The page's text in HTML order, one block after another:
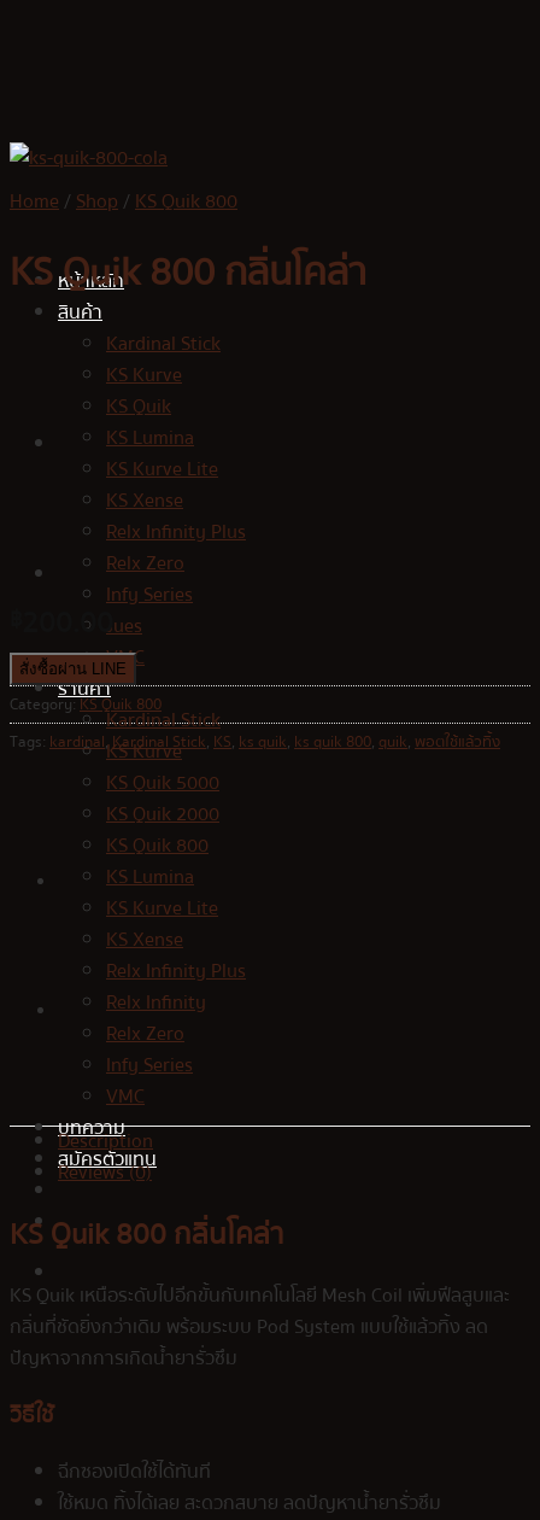
หน้าหลัก
สินค้า
Kardinal Stick
KS Kurve
KS Quik
KS Lumina
KS Kurve Lite
KS Xense
Relx Infinity Plus
Relx Zero
Infy Series
Jues
VMC
ร้านค้า
Kardinal Stick
KS Kurve
KS Quik 5000
KS Quik 2000
KS Quik 800
KS Lumina
KS Kurve Lite
KS Xense
Relx Infinity Plus
Relx Infinity
Relx Zero
Infy Series
VMC
บทความ
สมัครตัวแทน
Home/Shop/KS Quik 800
KS Quik 800 กลิ่นโคล่า
200.00
สั่งซื้อผ่าน LINE
Category:KS Quik 800
Tags: kardinal,Kardinal Stick, KS, ks quik, ks quik 800, quik, พอตใช้แล้วทิ้ง
Description
Reviews (0)
KS Quik 800 กลิ่นโคล่า
KS Quik เหนือระดับไปอีกขั้นกับเทคโนโลยี Mesh Coil เพิ่มฟีลสูบและ
กลิ่นที่ชัดยิ่งกว่าเดิม พร้อมระบบ Pod System แบบใช้แล้วทิ้ง ลด
ปัญหาจากการเกิดน้ำยารั่วซึม
วิธีใช้
ฉีกซองเปิดใช้ได้ทันที
ใช้หมด ทิ้งได้เลย สะดวกสบาย ลดปัญหาน้ำยารั่วซึม